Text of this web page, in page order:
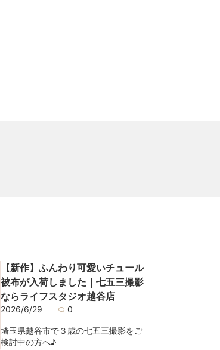
【新作】ふんわり可愛いチュール
被布が入荷しました｜七五三撮影
ならライフスタジオ越谷店
2026/6/29 0
埼玉県越谷市で３歳の七五三撮影をご
検討中の方へ♪